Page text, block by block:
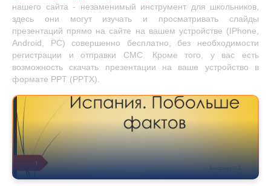
нашего сайта - незаменимый инструмент для школьников,
здесь они могут изучать и просматривать слайды
презентаций прямо на сайте на вашем устройстве (IPhone,
Android, PC) совершенно бесплатно, без необходимости
регистрации и отправки СМС. Кроме того, у вас есть
возможность скачать презентации на ваше устройство в
формате PPT (PPTX).